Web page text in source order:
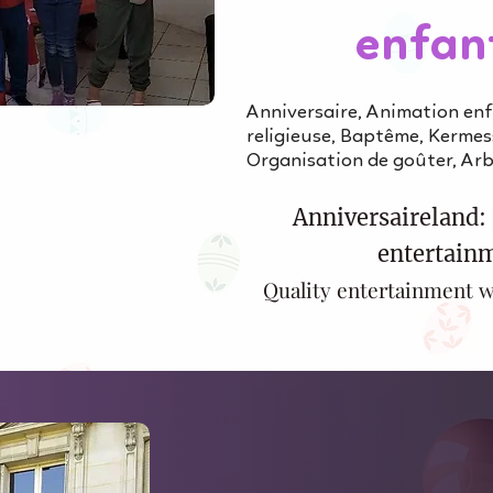
Anniversaire, Animation
religieuse, Baptême,
Organisation de goûter,
Quality entertainment